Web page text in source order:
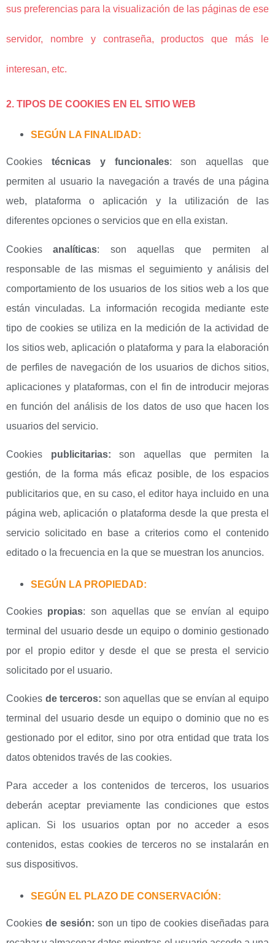
sus preferencias para la visualización de las páginas de ese
servidor, nombre y contraseña, productos que más le
interesan, etc.
2. TIPOS DE COOKIES EN EL SITIO WEB
SEGÚN LA FINALIDAD:
Cookies técnicas y funcionales: son aquellas que
permiten al usuario la navegación a través de una página
web, plataforma o aplicación y la utilización de las
diferentes opciones o servicios que en ella existan.
Cookiesanalíticas: son aquellas que permiten al
responsable de las mismas el seguimiento y análisis del
comportamiento de los usuarios de los sitios web a los que
están vinculadas. La información recogida mediante este
tipo de cookies se utiliza en la medición de la actividad de
los sitios web, aplicación o plataforma y para la elaboración
de perfiles de navegación de los usuarios de dichos sitios,
aplicaciones y plataformas, con el fin de introducir mejoras
en función del análisis de los datos de uso que hacen los
usuarios del servicio.
Cookies publicitarias:son aquellas que permiten la
gestión, de la forma más eficaz posible, de los espacios
publicitarios que, en su caso, el editor haya incluido en una
página web, aplicación o plataforma desde la que presta el
servicio solicitado en base a criterios como el contenido
editado o la frecuencia en la que se muestran los anuncios.
SEGÚN LA PROPIEDAD:
Cookies propias: son aquellas que se envían al equipo
terminal del usuario desde un equipo o dominio gestionado
por el propio editor y desde el que se presta el servicio
solicitado por el usuario.
Cookies de terceros: son aquellas que se envían al equipo
terminal del usuario desde un equipo o dominio que no es
gestionado por el editor, sino por otra entidad que trata los
datos obtenidos través de las cookies.
Para acceder a los contenidos de terceros, los usuarios
deberán aceptar previamente las condiciones que estos
aplican. Si los usuarios optan por no acceder a esos
contenidos, estas cookies de terceros no se instalarán en
sus dispositivos.
SEGÚN EL PLAZO DE CONSERVACIÓN:
Cookies de sesión: son un tipo de cookies diseñadas para